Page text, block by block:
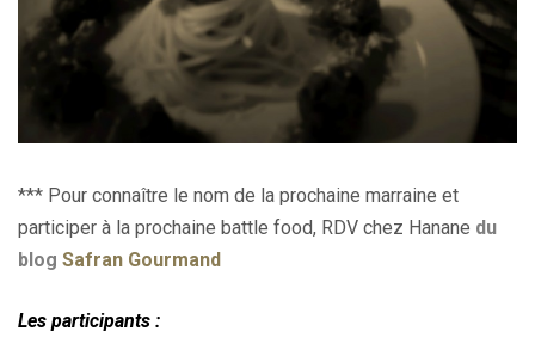
*** Pour connaître le nom de la prochaine marraine et
participer à la prochaine battle food, RDV chez Hanane du
blog Safran Gourmand
Les participants :